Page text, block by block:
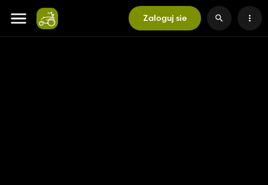
Zaloguj sie